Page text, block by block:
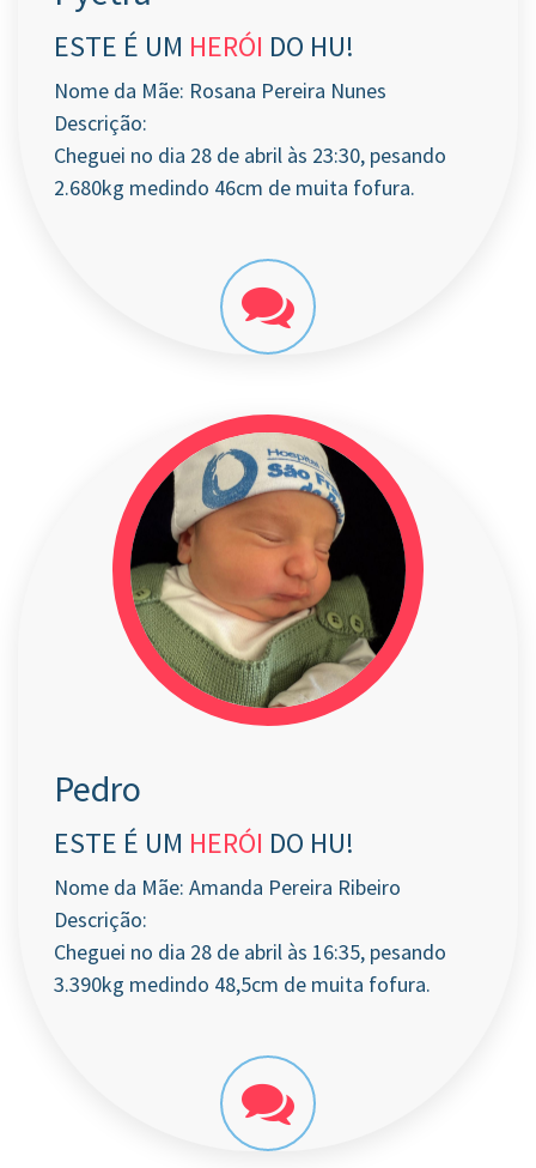
ESTE É UM HERÓI DO HU!
Nome da Mãe: Rosana Pereira Nunes
Descrição:
Cheguei no dia 28 de abril às 23:30, pesando
2.680kg medindo 46cm de muita fofura.
Pedro
ESTE É UM HERÓI DO HU!
Nome da Mãe: Amanda Pereira Ribeiro
Descrição:
Cheguei no dia 28 de abril às 16:35, pesando
3.390kg medindo 48,5cm de muita fofura.